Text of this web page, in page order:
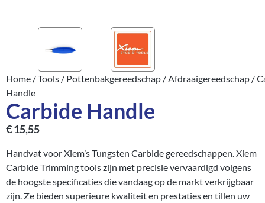
Home /Tools / Pottenbakgereedschap /Afdraaigereedschap /
Handle
Carbide Handle
€15,55
Handvat voor Xiem’s Tungsten Carbide gereedschappen. Xiem
Carbide Trimming tools zijn met precisie vervaardigd volgens
de hoogste specificaties die vandaag op de markt verkrijgbaar
zijn. Ze bieden superieure kwaliteit en prestaties en tillen uw